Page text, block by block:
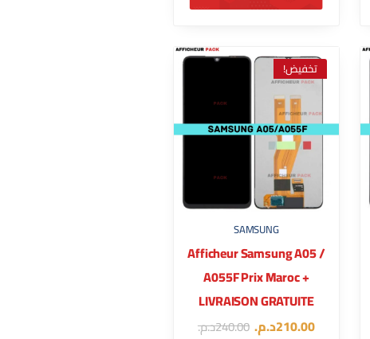
تخفيض!
SAMSUNG
Afficheur Samsung A05 /
A055F Prix Maroc +
LIVRAISON GRATUITE
210.00د.م. 240.00د.م.